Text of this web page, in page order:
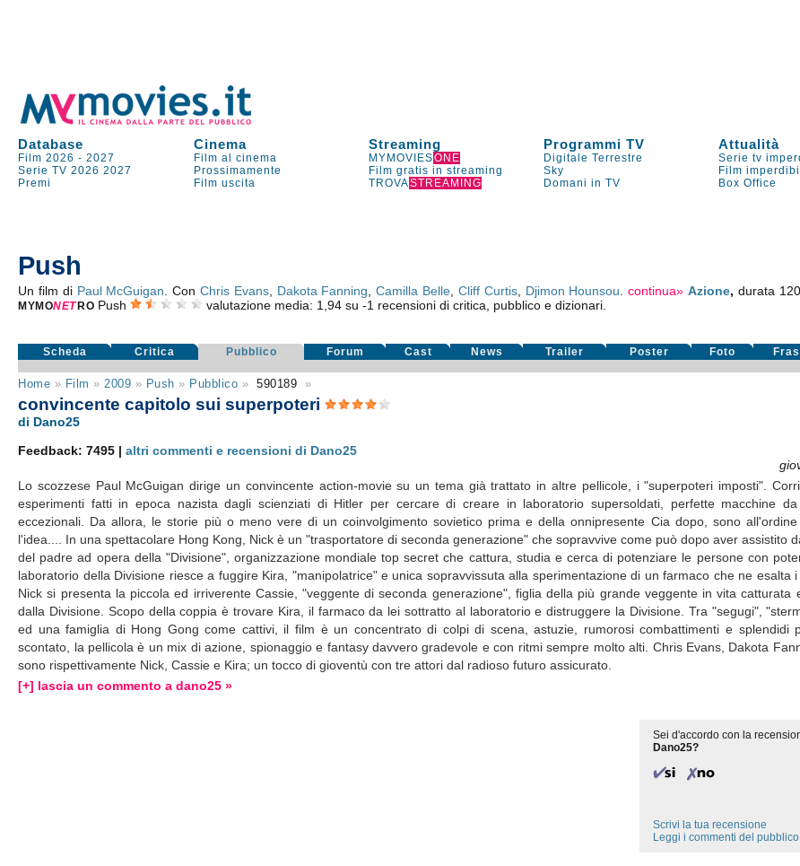
Database Cinema Streaming Programmi TV Attualità
Film 2026 -2027 Film al cinema MYMOVIESONE Digitale Terrestre Serie tv
Serie TV 2026 2027 Prossimamente Film gratis in streaming Sky Film
Premi
Film uscita TROVASTREAMING Domani in TV Box Office
Push
Un film di Paul McGuigan . ConChris Evans, Dakota Fanning ,Camilla Belle Cliff Curtis, Djimon Hounsou .continua» Azione, durata
MYMONET RO Push valutazione media: 1,94 su -1 recensioni di critica, pubblico e dizionari.
Scheda Critica Pubblico Forum Cast News Trailer Poster Foto
Home » Film » 2009 » Push » Pubblico » 590189 »
convincente capitolo sui superpoteri
di Dano25
Feedback: 7495 |altri commenti e recensioni di Dano25
Lo scozzese Paul McGuigan dirige un convincente action-movie su un tema già trattato in altre pellicole, i "superpoteri imposti".
esperimenti fatti in epoca nazista dagli scienziati di Hitler per cercare di creare in laboratorio supersoldati, perfette macchine
eccezionali. Da allora, le storie più o meno vere di un coinvolgimento sovietico prima e della onnipresente Cia dopo, sono
l'idea.... In una spettacolare Hong Kong, Nick è un "trasportatore di seconda generazione" che sopravvive come può dopo aver assistito
del padre ad opera della "Divisione", organizzazione mondiale top secret che cattura, studia e cerca di potenziare le persone con
laboratorio della Divisione riesce a fuggire Kira, "manipolatrice" e unica sopravvissuta alla sperimentazione di un farmaco che ne esalta
Nick si presenta la piccola ed irriverente Cassie, "veggente di seconda generazione", figlia della più grande veggente in vita catturata
dalla Divisione. Scopo della coppia è trovare Kira, il farmaco da lei sottratto al laboratorio e distruggere la Divisione. Tra "segugi",
ed una famiglia di Hong Gong come cattivi, il film è un concentrato di colpi di scena, astuzie, rumorosi combattimenti e splendidi
scontato, la pellicola è un mix di azione, spionaggio e fantasy davvero gradevole e con ritmi sempre molto alti. Chris Evans, Dakota
sono rispettivamente Nick, Cassie e Kira; un tocco di gioventù con tre attori dal radioso futuro assicurato.
[+] lascia un commento a dano25 »
Sei d'accordo con la
Dano25?
Scrivi la tua recensione
Leggi i commenti del pubblico